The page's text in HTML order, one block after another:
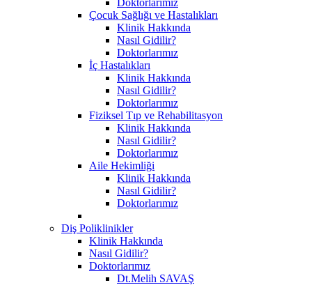
Çocuk Sağlığı ve Hastalıkları
Klinik Hakkında
Nasıl Gidilir?
Doktorlarımız
İç Hastalıkları
Klinik Hakkında
Nasıl Gidilir?
Doktorlarımız
Fiziksel Tıp ve Rehabilitasyon
Klinik Hakkında
Nasıl Gidilir?
Doktorlarımız
Aile Hekimliği
Klinik Hakkında
Nasıl Gidilir?
Doktorlarımız
Diş Poliklinikler
Klinik Hakkında
Nasıl Gidilir?
Doktorlarımız
Dt.Melih SAVAŞ